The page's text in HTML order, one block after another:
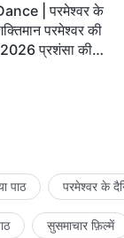
| परमेश्वर के
परमेश्वर की
2026 प्रशंसा की
पाठ परमेश्वर के
सुसमाचार फ़िल्में